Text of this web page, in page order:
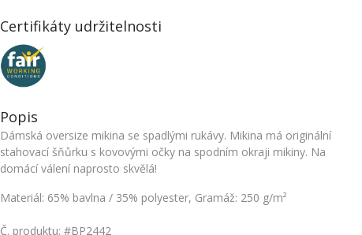
Certifikáty udržitelnosti
Popis
Dámská oversize mikina se spadlými rukávy. Mikina má originální
stahovací šňůrku s kovovými očky na spodním okraji mikiny. Na
domácí válení naprosto skvělá!
Materiál: 65% bavlna / 35% polyester, Gramáž: 250 g/m²
Č. produktu: #BP2442